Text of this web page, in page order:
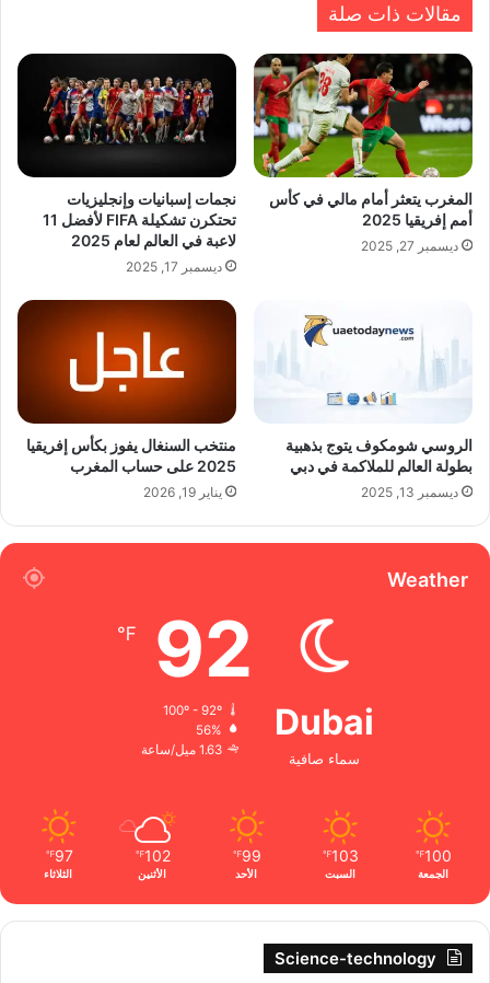
مقالات ذات صلة
المغرب يتعثر أمام مالي في كأس
أمم إفريقيا 2025
ديسمبر 27, 2025
نجمات إسبانيات وإنجليزيات
تحتكرن تشكيلة FIFA لأفضل 11
لاعبة في العالم لعام 2025
ديسمبر 17, 2025
الروسي شومكوف يتوج بذهبية
بطولة العالم للملاكمة في دبي
ديسمبر 13, 2025
منتخب السنغال يفوز بكأس إفريقيا
2025 على حساب المغرب
يناير 19, 2026
Weather
Dubai
سماء صافية
92
℉
100º - 92º
56%
1.63 ميل/ساعة
100
℉
الجمعة
103
℉
السبت
99
℉
الأحد
102
℉
الأثنين
97
℉
الثلاثاء
Science-technology